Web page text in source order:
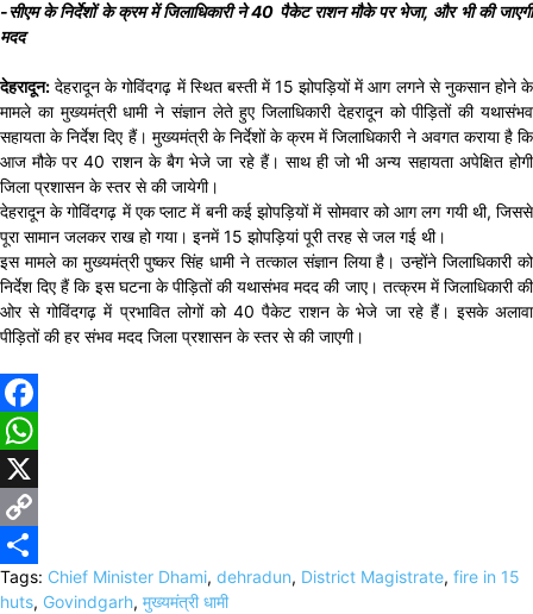
-सीएम के निर्देशों के क्रम में जिलाधिकारी ने 40 पैकेट राशन मौके पर भेजा, और भी की जाएगी
मदद
देहरादून: देहरादून के गोविंदगढ़ में स्थित बस्ती में 15 झोपड़ियों में आग लगने से नुकसान होने के
मामले का मुख्यमंत्री धामी ने संज्ञान लेते हुए जिलाधिकारी देहरादून को पीड़ितों की यथासंभव
सहायता के निर्देश दिए हैं। मुख्यमंत्री के निर्देशों के क्रम में जिलाधिकारी ने अवगत कराया है कि
आज मौके पर 40 राशन के बैग भेजे जा रहे हैं। साथ ही जो भी अन्य सहायता अपेक्षित होगी
जिला प्रशासन के स्तर से की जायेगी।
देहरादून के गोविंदगढ़ में एक प्लाट में बनी कई झोपड़ियों में सोमवार को आग लग गयी थी, जिससे
पूरा सामान जलकर राख हो गया। इनमें 15 झोपड़ियां पूरी तरह से जल गई थी।
इस मामले का मुख्यमंत्री पुष्कर सिंह धामी ने तत्काल संज्ञान लिया है। उन्होंने जिलाधिकारी को
निर्देश दिए हैं कि इस घटना के पीड़ितों की यथासंभव मदद की जाए। तत्क्रम में जिलाधिकारी की
ओर से गोविंदगढ़ में प्रभावित लोगों को 40 पैकेट राशन के भेजे जा रहे हैं। इसके अलावा
पीड़ितों की हर संभव मदद जिला प्रशासन के स्तर से की जाएगी।
Facebook
WhatsApp
X
Copy
Link
Share
Tags: Chief Minister Dhami, dehradun, District Magistrate, fire in 15
huts, Govindgarh, मुख्यमंत्री धामी